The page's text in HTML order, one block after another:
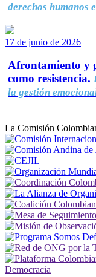
derechos humanos
17 de junio de 2026
Afrontamiento y
como resistencia.
la gestión
La Comisión